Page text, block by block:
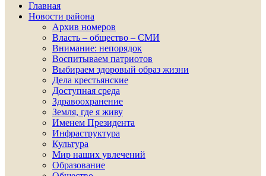
Главная
Новости района
Архив номеров
Власть – общество – СМИ
Внимание: непорядок
Воспитываем патриотов
Выбираем здоровый образ жизни
Дела крестьянские
Доступная среда
Здравоохранение
Земля, где я живу
Именем Президента
Инфраструктура
Культура
Мир наших увлечений
Образование